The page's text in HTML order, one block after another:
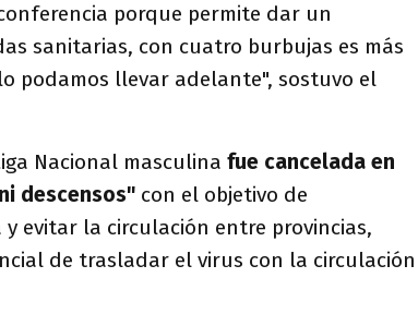
porque permite dar un
sanitarias, con cuatro burbujas es más
podamos llevar adelante", sostuvo el
Nacional masculina fue cancelada en
descensos" con el objetivo de
evitar la circulación entre provincias,
de trasladar el virus con la circulación